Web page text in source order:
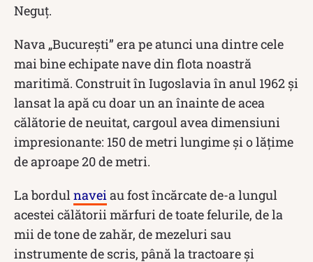
Neguţ.
Nava „București” era pe atunci una dintre cele
mai bine echipate nave din flota noastră
maritimă. Construit în Iugoslavia în anul 1962 și
lansat la apă cu doar un an înainte de acea
călătorie de neuitat, cargoul avea dimensiuni
impresionante: 150 de metri lungime și o lățime
de aproape 20 de metri.
La bordul navei au fost încărcate de-a lungul
acestei călătorii mărfuri de toate felurile, de la
mii de tone de zahăr, de mezeluri sau
instrumente de scris, până la tractoare și